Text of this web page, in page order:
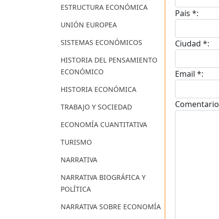
ESTRUCTURA ECONÓMICA
UNIÓN EUROPEA
SISTEMAS ECONÓMICOS
HISTORIA DEL PENSAMIENTO
ECONÓMICO
HISTORIA ECONÓMICA
TRABAJO Y SOCIEDAD
ECONOMÍA CUANTITATIVA
TURISMO
NARRATIVA
NARRATIVA BIOGRÁFICA Y
POLÍTICA
NARRATIVA SOBRE ECONOMÍA
Pais *:
Ciudad *:
Email *: